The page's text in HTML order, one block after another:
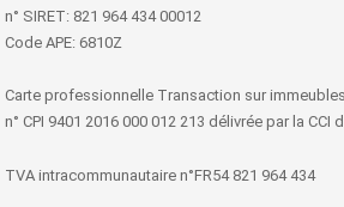
n° SIRET: 821 964 434 00012
Code APE: 6810Z
Carte professionnelle Transaction sur
n° CPI 9401 2016 000 012 213 délivrée par la CCI
TVA intracommunautaire n°FR54 821 964 434